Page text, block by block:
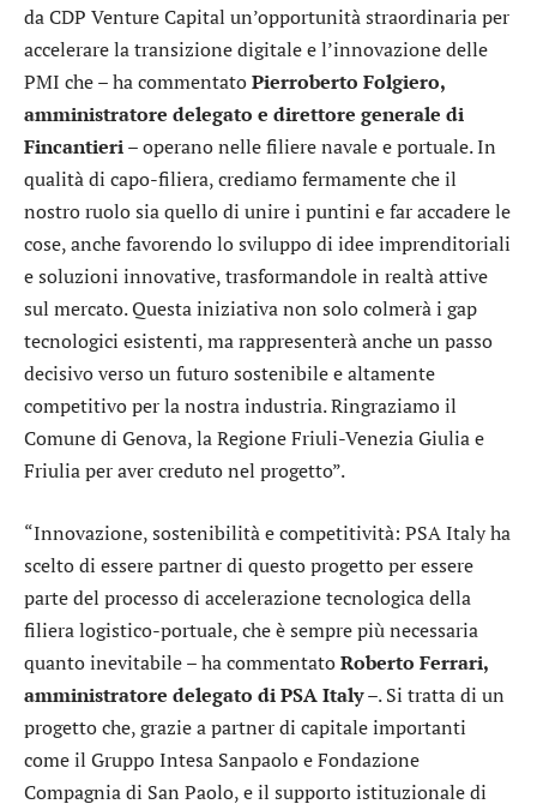
da CDP Venture Capital un’opportunità straordinaria per
accelerare la transizione digitale e l’innovazione delle
PMI che – ha commentatoPierroberto Folgiero,
amministratore delegato e direttore generale di
Fincantieri– operano nelle filiere navale e portuale. In
qualità di capo-filiera, crediamo fermamente che il
nostro ruolo sia quello di unire i puntini e far accadere le
cose, anche favorendo lo sviluppo di idee imprenditoriali
e soluzioni innovative, trasformandole in realtà attive
sul mercato. Questa iniziativa non solo colmerà i gap
tecnologici esistenti, ma rappresenterà anche un passo
decisivo verso un futuro sostenibile e altamente
competitivo per la nostra industria. Ringraziamo il
Comune di Genova, la Regione Friuli-Venezia Giulia e
Friulia per aver creduto nel progetto”.
“Innovazione, sostenibilità e competitività: PSA Italy ha
scelto di essere partner di questo progetto per essere
parte del processo di accelerazione tecnologica della
filiera logistico-portuale, che è sempre più necessaria
quanto inevitabile – ha commentatoRoberto Ferrari,
amministratore delegato di PSA Italy–. Si tratta di un
progetto che, grazie a partner di capitale importanti
come il Gruppo Intesa Sanpaolo e Fondazione
Compagnia di San Paolo, e il supporto istituzionale di